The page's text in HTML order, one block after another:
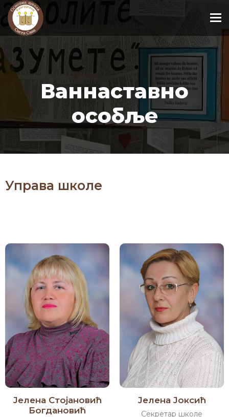
Ваннаставно
особље
Управа школе
Јелена Стојановић
Богдановић
Јелена Јоксић
Секретар школе